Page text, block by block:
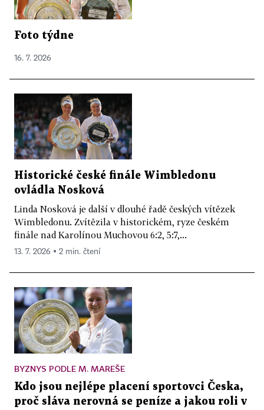
Foto týdne
16. 7. 2026
Historické české finále Wimbledonu
ovládla Nosková
Linda Nosková je další v dlouhé řadě českých vítězek
Wimbledonu. Zvítězila v historickém, ryze českém
finále nad Karolínou Muchovou 6:2, 5:7,...
13. 7. 2026 ▪ 2 min. čtení
BYZNYS PODLE M. MAREŠE
Kdo jsou nejlépe placení sportovci Česka,
proč sláva nerovná se peníze a jakou roli v